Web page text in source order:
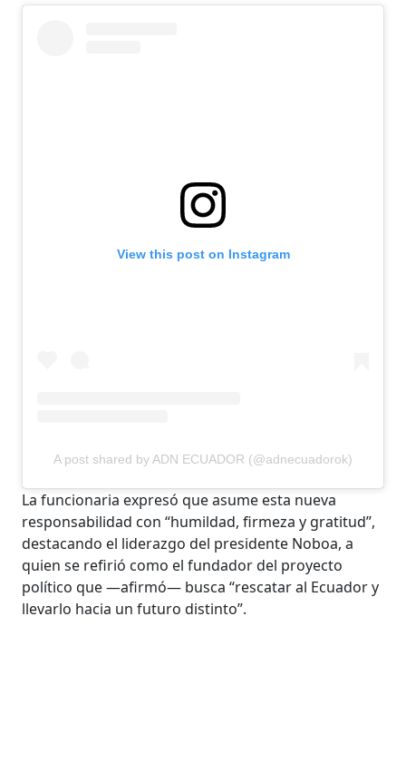
View this post on Instagram
A post shared by ADN ECUADOR (@adnecuadorok)
La funcionaria expresó que asume esta nueva
responsabilidad con “humildad, firmeza y gratitud”,
destacando el liderazgo del presidente Noboa, a
quien se refirió como el fundador del proyecto
político que —afirmó— busca “rescatar al Ecuador y
llevarlo hacia un futuro distinto”.